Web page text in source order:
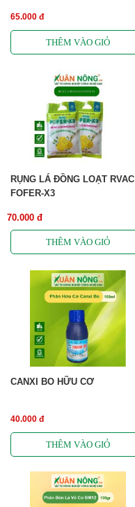
65.000 đ
RỤNG LÁ ĐỒNG LOẠT RVAC
FOFER-X3
70.000 đ
CANXI BO HỮU CƠ
40.000 đ